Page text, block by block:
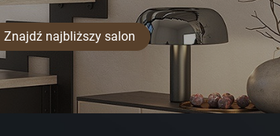
Znajdź najbliższy salon